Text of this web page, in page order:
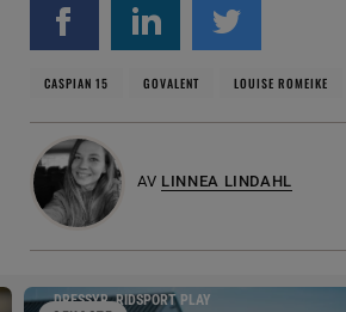
CASPIAN 15 GOVALENT LOUISE ROMEIKE
AV LINNEA LINDAHL
DRESSYR, RIDSPORT PLAY